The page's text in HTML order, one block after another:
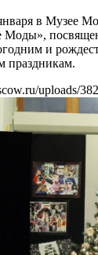
в Музее
Моды»,
и
праздникам.
uploads/